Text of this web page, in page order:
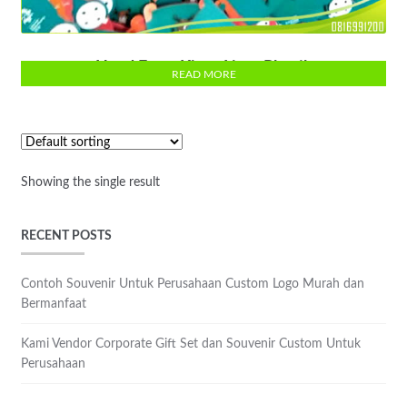
READ MORE
Showing the single result
RECENT POSTS
Contoh Souvenir Untuk Perusahaan Custom Logo Murah dan
Bermanfaat
Kami Vendor Corporate Gift Set dan Souvenir Custom Untuk
Perusahaan